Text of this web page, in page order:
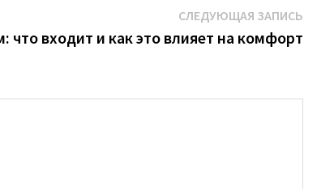
СЛЕДУЮЩАЯ ЗАПИСЬ
что входит и как это влияет на комфорт